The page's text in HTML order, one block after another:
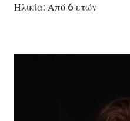
Ηλικία: Από 6 ετών